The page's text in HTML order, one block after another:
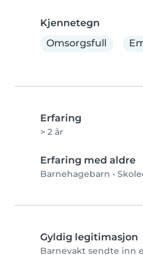
Kjennetegn
Omsorgsfull
Erfaring
> 2 år
Erfaring med aldre
Barnehagebarn •
Gyldig legitimasjon
Barnevakt sendte inn